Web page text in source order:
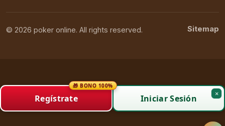
© 2026 poker online. All rights reserved. Sitemap
×
Regístrate
🎁 BONO 100%
Iniciar Sesión